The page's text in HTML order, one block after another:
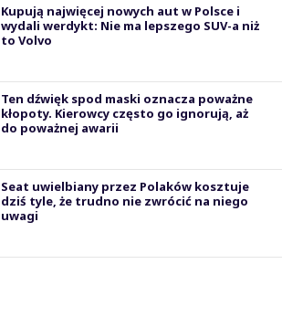
Kupują najwięcej nowych aut w Polsce i
wydali werdykt: Nie ma lepszego SUV-a niż
to Volvo
Ten dźwięk spod maski oznacza poważne
kłopoty. Kierowcy często go ignorują, aż
do poważnej awarii
Seat uwielbiany przez Polaków kosztuje
dziś tyle, że trudno nie zwrócić na niego
uwagi